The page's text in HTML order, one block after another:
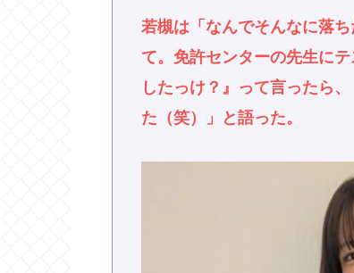
若槻は「なんでそんなに落
て。免許センターの先生に
したっけ？』って言ったら
た（笑）」と語った。